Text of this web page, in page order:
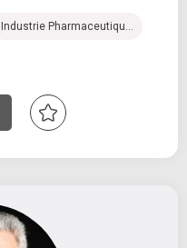
Industrie Pharmaceutiqu...